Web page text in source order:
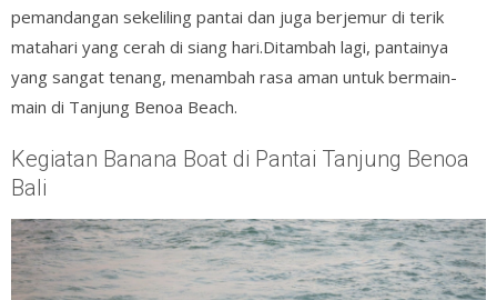
pemandangan sekeliling pantai dan juga berjemur di terik
matahari yang cerah di siang hari.Ditambah lagi, pantainya
yang sangat tenang, menambah rasa aman untuk bermain-
main di Tanjung Benoa Beach.
Kegiatan Banana Boat di Pantai Tanjung Benoa
Bali